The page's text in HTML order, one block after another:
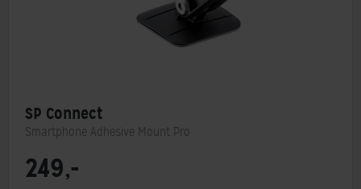
SP Connect
Smartphone Adhesive Mount Pro
Monteringstype
249,-